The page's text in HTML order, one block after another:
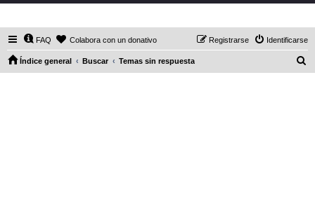
FAQ Colabora con un donativo Identificarse
Registrarse
Índice general Buscar Temas sin respuesta